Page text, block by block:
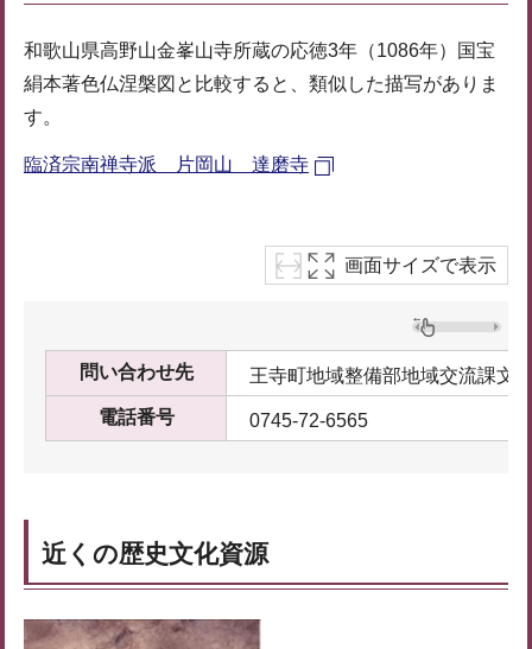
和歌山県高野山金峯山寺所蔵の応徳3年（1086年）国宝
絹本著色仏涅槃図と比較すると、類似した描写がありま
す。
臨済宗南禅寺派 片岡山 達磨寺
画面サイズで表示
問い合わせ先 王寺町地域整備部地域交流課文
電話番号 0745-72-6565
近くの歴史文化資源